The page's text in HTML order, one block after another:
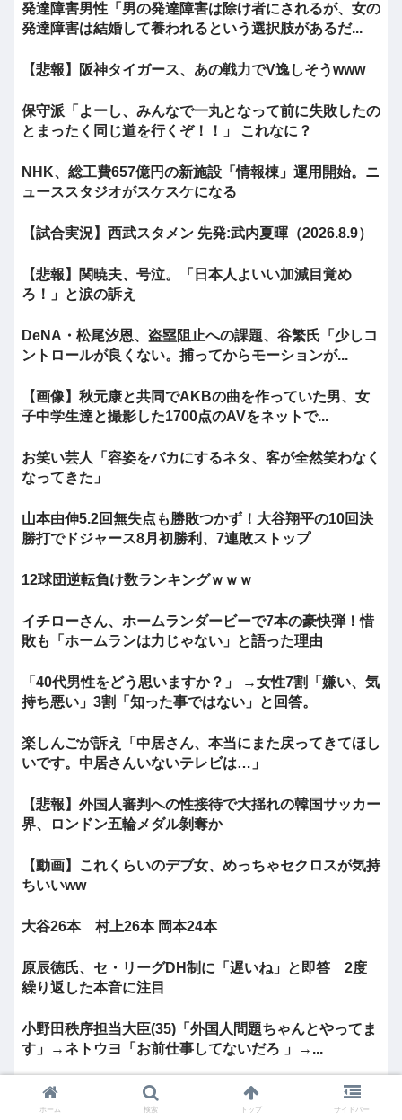
発達障害男性「男の発達障害は除け者にされるが、女の
発達障害は結婚して養われるという選択肢があるだ...
【悲報】阪神タイガース、あの戦力でV逸しそうwww
保守派「よーし、みんなで一丸となって前に失敗したの
とまったく同じ道を行くぞ！！」 これなに？
NHK、総工費657億円の新施設「情報棟」運用開始。ニ
ューススタジオがスケスケになる
【試合実況】西武スタメン 先発:武内夏暉（2026.8.9）
【悲報】関暁夫、号泣。「日本人よいい加減目覚め
ろ！」と涙の訴え
DeNA・松尾汐恩、盗塁阻止への課題、谷繁氏「少しコ
ントロールが良くない。捕ってからモーションが...
【画像】秋元康と共同でAKBの曲を作っていた男、女
子中学生達と撮影した1700点のAVをネットで...
お笑い芸人「容姿をバカにするネタ、客が全然笑わなく
なってきた」
山本由伸5.2回無失点も勝敗つかず！大谷翔平の10回決
勝打でドジャース8月初勝利、7連敗ストップ
12球団逆転負け数ランキングｗｗｗ
イチローさん、ホームランダービーで7本の豪快弾！惜
敗も「ホームランは力じゃない」と語った理由
「40代男性をどう思いますか？」 →女性7割「嫌い、気
持ち悪い」3割「知った事ではない」と回答。
楽しんごが訴え「中居さん、本当にまた戻ってきてほし
いです。中居さんいないテレビは…」
【悲報】外国人審判への性接待で大揺れの韓国サッカー
界、ロンドン五輪メダル剝奪か
【動画】これくらいのデブ女、めっちゃセクロスが気持
ちいいww
大谷26本 村上26本 岡本24本
原辰徳氏、セ・リーグDH制に「遅いね」と即答 2度
繰り返した本音に注目
小野田秩序担当大臣(35)「外国人問題ちゃんとやってま
す」→ネトウヨ「お前仕事してないだろ 」→...
「不当扱いだったか」張本美和に敗れた中国選手、タイ
ムアウト却下が物議も…母国ファンは辛辣「負けて...
ホーム 検索 トップ サイドバー